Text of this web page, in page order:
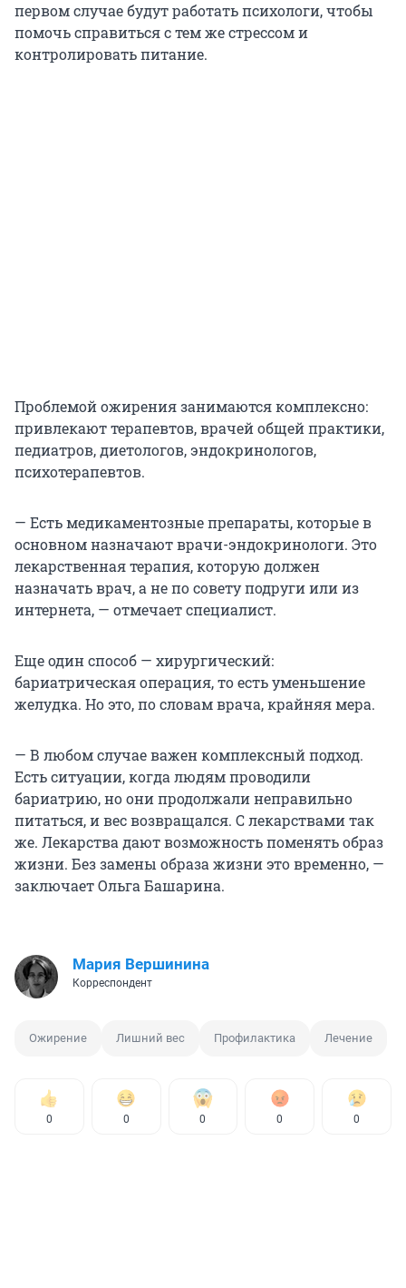
первом случае будут работать психологи, чтобы
помочь справиться с тем же стрессом и
контролировать питание.
Проблемой ожирения занимаются комплексно:
привлекают терапевтов, врачей общей практики,
педиатров, диетологов, эндокринологов,
психотерапевтов.
— Есть медикаментозные препараты, которые в
основном назначают врачи-эндокринологи. Это
лекарственная терапия, которую должен
назначать врач, а не по совету подруги или из
интернета, — отмечает специалист.
Еще один способ — хирургический:
бариатрическая операция, то есть уменьшение
желудка. Но это, по словам врача, крайняя мера.
— В любом случае важен комплексный подход.
Есть ситуации, когда людям проводили
бариатрию, но они продолжали неправильно
питаться, и вес возвращался. С лекарствами так
же. Лекарства дают возможность поменять образ
жизни. Без замены образа жизни это временно, —
заключает Ольга Башарина.
Мария Вершинина
Корреспондент
Ожирение Лишний вес Профилактика Лечение
0 0 0 0 0